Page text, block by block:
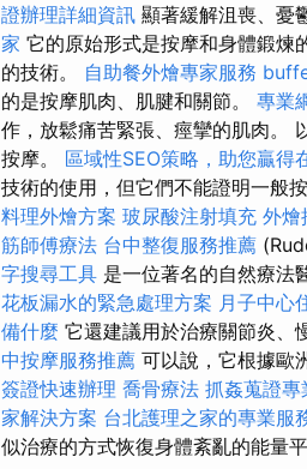
證辦理詳細資訊 顯著緩解沮喪、憂
家 它的原始形式是按摩和身體鍛煉
的技術。 自助餐外燴專家服務
的是按摩肌肉、肌腱和關節。 專業
作，放鬆痛苦緊張、痙攣的肌肉。
按摩。 區域性SEO策略，助您贏得
技術的使用，但它們不能證明一般
料理外燴方案 玻尿酸注射填充 外燴
筋師傅療法 台中整復服務推薦
字搜尋工具 是一位著名的自然療法
花板漏水的緊急處理方案 月子中心
備什麼 它還建議用於治療關節炎、
中按摩服務推薦 可以說，它根據歐
簽證快速辦理 喬骨療法 抓姦蒐證專
家解決方案 台北護理之家的專業服
似治療的方式恢復身體紊亂的能量